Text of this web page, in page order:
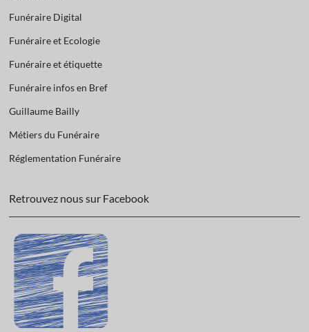
Funéraire Digital
Funéraire et Ecologie
Funéraire et étiquette
Funéraire infos en Bref
Guillaume Bailly
Métiers du Funéraire
Réglementation Funéraire
Retrouvez nous sur Facebook